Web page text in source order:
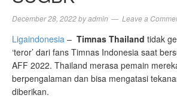
December 28, 2022byadmin Leave a
Ligaindonesia – Timnas Thailand tidak
‘teror’ dari fans Timnas Indonesia saat
AFF 2022. Thailand merasa pemain
berpengalaman dan bisa mengatasi
diberikan.